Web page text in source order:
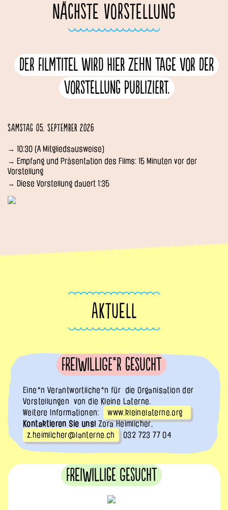
NÄCHSTE VORSTELLUNG
Der Filmtitel wird hier zehn Tage vor der
Vorstellung publiziert.
Samstag 05. September 2026
→ 10:30 (A Mitgliedsausweise)
→ Empfang und Präsentation des Films: 15 Minuten vor der
Vorstellung
→ Diese Vorstellung dauert 1:35
AKTUELL
Freiwillige*r gesucht
Eine*n Verantwortliche*n für die Organisation der
Vorstellungen von die Kleine Laterne.
Weitere Informationen:
www.kleinelaterne.org
Kontaktieren Sie uns! Zora Heimlicher,
z.heimlicher@lanterne.ch
032 723 77 04
Freiwillige gesucht